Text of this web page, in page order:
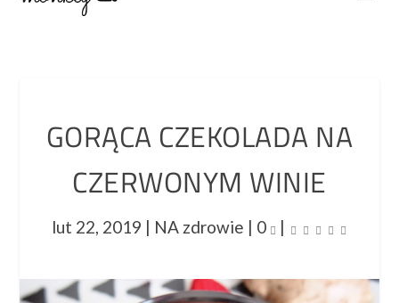
GORĄCA CZEKOLADA NA
CZERWONYM WINIE
lut 22, 2019 | NA zdrowie | 0 |